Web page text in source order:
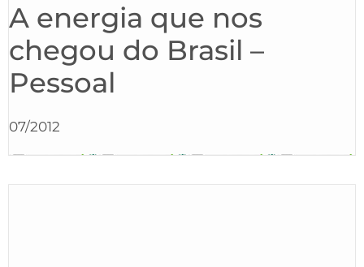
A energia que nos
chegou do Brasil –
Pessoal
07/2012